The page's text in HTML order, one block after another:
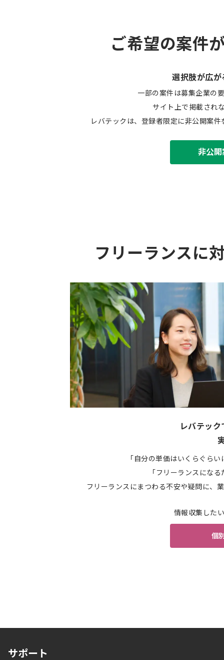
ご希望の案件
選択肢が広が
一部の案件は募集企業の
サイト上で掲載され
レバテックは、登録者限定に非公開案
非公
フリーランスに
レバテッ
「自分の単価はいくらぐら
「フリーランスにな
フリーランスにまつわる不安や疑問に、
情報収集した
個
サポート